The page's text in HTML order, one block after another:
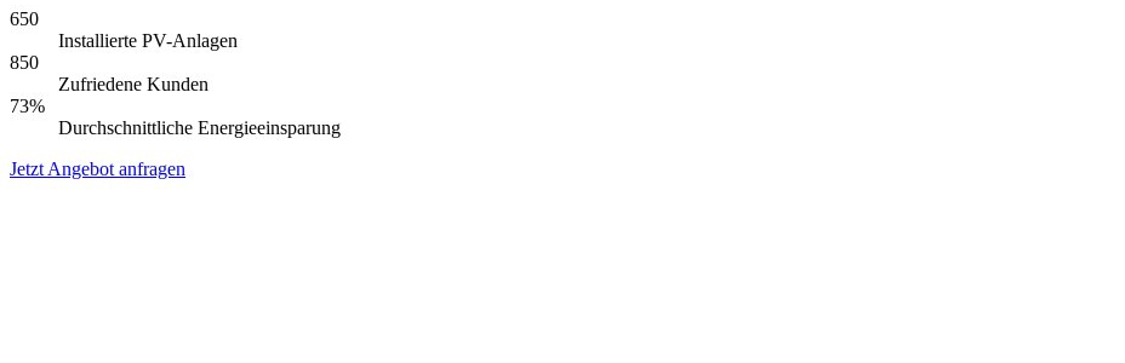
650
Installierte PV-Anlagen
850
Zufriedene Kunden
73%
Durchschnittliche Energieeinsparung
Jetzt Angebot anfragen